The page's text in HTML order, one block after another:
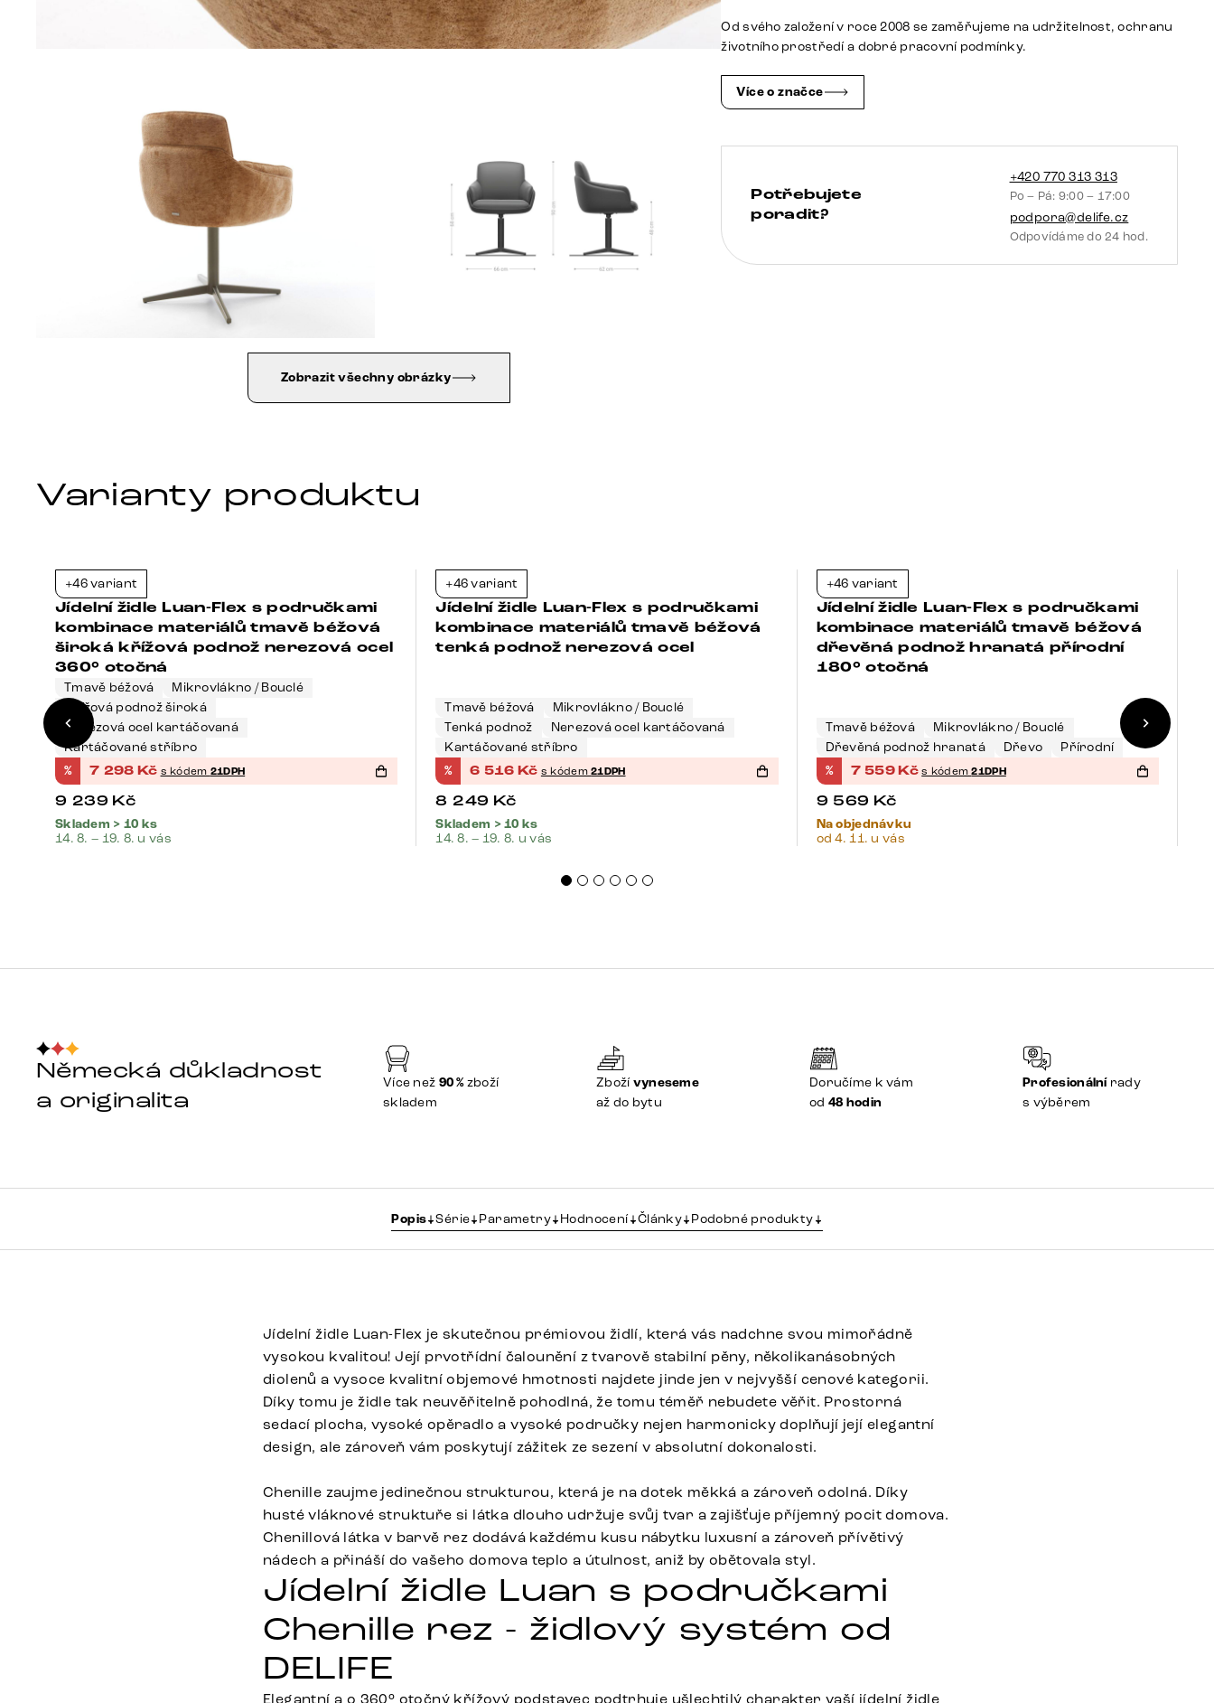
Zobrazit všechny obrázky
Od svého založení v roce 2008 se zaměřujeme na udržitelnost, ochranu
životního prostředí a dobré pracovní podmínky.
Více o značce
Potřebujete
poradit?
+420 770 313 313
Po – Pá: 9:00 – 17:00
podpora@delife.cz
Odpovídáme do 24 hod.
Varianty produktu
+46 variant
Jídelní židle Luan-Flex s područkami
kombinace materiálů tmavě béžová
široká křížová podnož nerezová ocel
360° otočná
Tmavě béžová
Mikrovlákno / Bouclé
Křížová podnož široká
Nerezová ocel kartáčovaná
Kartáčované stříbro
% 7 298 Kč s kódem 21DPH
9 239 Kč
Skladem > 10 ks
14. 8. – 19. 8. u vás
+46 variant
Jídelní židle Luan-Flex s područkami
kombinace materiálů tmavě béžová
tenká podnož nerezová ocel
Tmavě béžová
Mikrovlákno / Bouclé
Tenká podnož
Nerezová ocel kartáčovaná
Kartáčované stříbro
% 6 516Kč s kódem21DPH
8 249 Kč
Skladem > 10 ks
14. 8. – 19. 8. u vás
+46 variant
Jídelní židle Luan-Flex s područkami
kombinace materiálů tmavě béžová
dřevěná podnož hranatá přírodní
180° otočná
Tmavě béžová
Mikrovlákno / Bouclé
Dřevěná podnož hranatá
Dřevo Přírodní
% 7 559Kč s kódem21DPH
9 569 Kč
Na objednávku
od 4. 11. u vás
Německá důkladnost
a originalita
Více než 90 %zboží
skladem
Zbožívyneseme
až do bytu
Doručíme k vám
od 48 hodin
Profesionálnírady
s výběrem
Popis Série Parametry Hodnocení Články Podobné produkty
Jídelní židle Luan-Flex je skutečnou prémiovou židlí, která vás nadchne svou mimořádně
vysokou kvalitou! Její prvotřídní čalounění z tvarově stabilní pěny, několikanásobných
diolenů a vysoce kvalitní objemové hmotnosti najdete jinde jen v nejvyšší cenové kategorii.
Díky tomu je židle tak neuvěřitelně pohodlná, že tomu téměř nebudete věřit. Prostorná
sedací plocha, vysoké opěradlo a vysoké područky nejen harmonicky doplňují její elegantní
design, ale zároveň vám poskytují zážitek ze sezení v absolutní dokonalosti.
Chenille zaujme jedinečnou strukturou, která je na dotek měkká a zároveň odolná. Díky
husté vláknové struktuře si látka dlouho udržuje svůj tvar a zajišťuje příjemný pocit domova.
Chenillová látka v barvě rez dodává každému kusu nábytku luxusní a zároveň přívětivý
nádech a přináší do vašeho domova teplo a útulnost, aniž by obětovala styl.
Jídelní židle Luan s područkami
Chenille rez - židlový systém od
DELIFE
Elegantní a o 360° otočný křížový podstavec podtrhuje ušlechtilý charakter vaší jídelní židle